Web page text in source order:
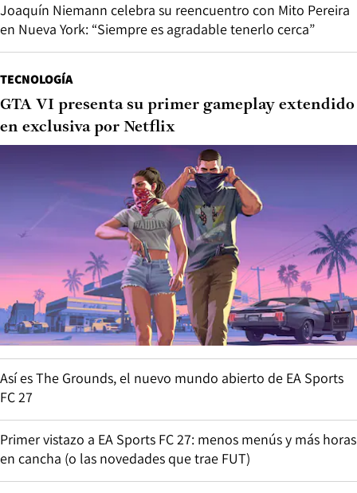
Joaquín Niemann celebra su reencuentro con Mito Pereira
en Nueva York: “Siempre es agradable tenerlo cerca”
TECNOLOGÍA
GTA VI presenta su primer gameplay extendido
en exclusiva por Netflix
Así es The Grounds, el nuevo mundo abierto de EA Sports
FC 27
Primer vistazo a EA Sports FC 27: menos menús y más horas
en cancha (o las novedades que trae FUT)